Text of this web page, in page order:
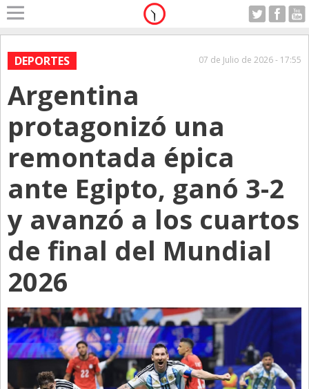
Home
A Motor
Alerta
Anticipo
Campo
Carrera & Emprendedores
Club House
Con Estilo
De Bolsillo
Diarios de Argentina
Directivos
Ecología y Ambiente
Economía
Domingo 09.08.2026
DEPORTES 07 de Julio de 2026 - 17:55
Argentina
protagonizó una
remontada épica
ante Egipto, ganó 3-2
y avanzó a los cuartos
de final del Mundial
2026